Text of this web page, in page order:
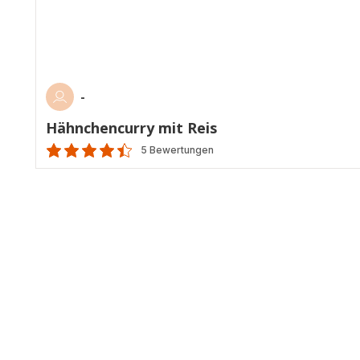
-
Hähnchencurry mit Reis
ratings.4.4
5 Bewertungen